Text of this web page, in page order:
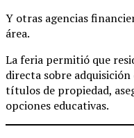
Y otras agencias
área.
La feria permitió que
directa sobre
títulos de propiedad,
opciones educativas.